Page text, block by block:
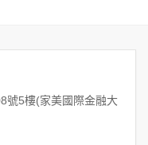
號5樓(家美國際金融大